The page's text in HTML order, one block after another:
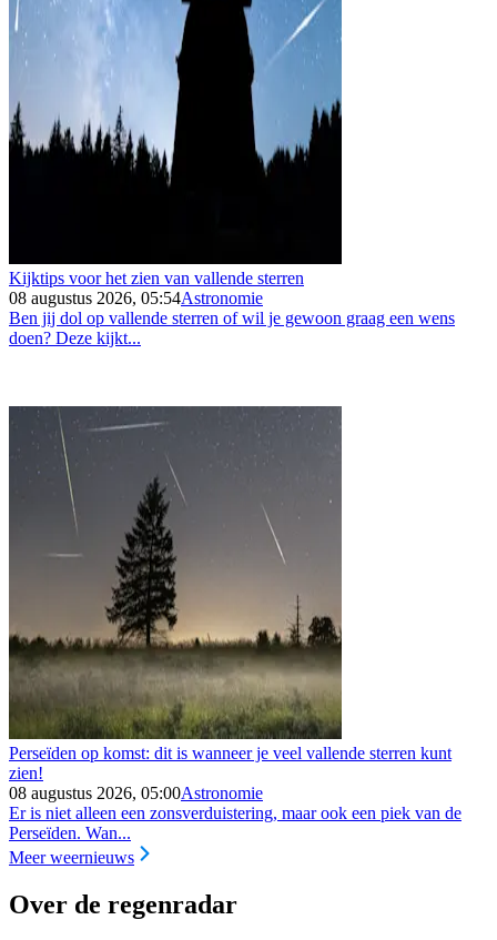
Kijktips voor het zien van vallende sterren
08 augustus 2026, 05:54Astronomie
Ben jij dol op vallende sterren of wil je gewoon graag een wens
doen? Deze kijkt...
Perseïden op komst: dit is wanneer je veel vallende sterren kunt
zien!
08 augustus 2026, 05:00Astronomie
Er is niet alleen een zonsverduistering, maar ook een piek van de
Perseïden. Wan...
Meer weernieuws
Over de regenradar